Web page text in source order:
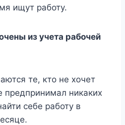
ищут работу.
из учета рабочей
те, кто не хочет
предпринимал никаких
себе работу в